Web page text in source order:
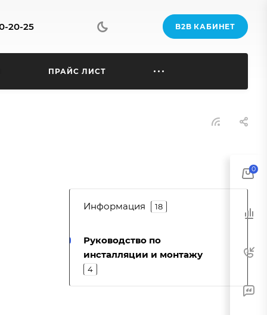
20-25 B2B КАБИНЕТ
ПРАЙС ЛИСТ
Информация 18
Руководство по
инсталляции и монтажу
4
0